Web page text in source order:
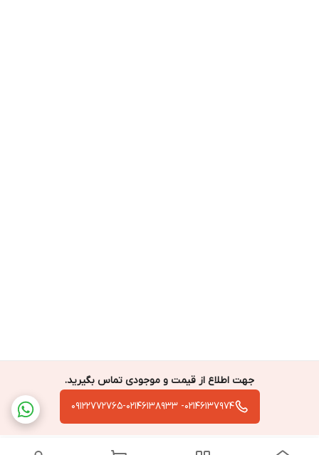
جهت اطلاع از قیمت و موجودی تماس بگیرید.
02146137974- 09122772765-02146138933